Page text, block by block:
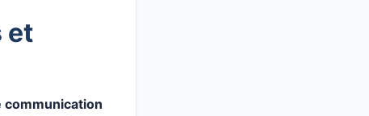
et
communication